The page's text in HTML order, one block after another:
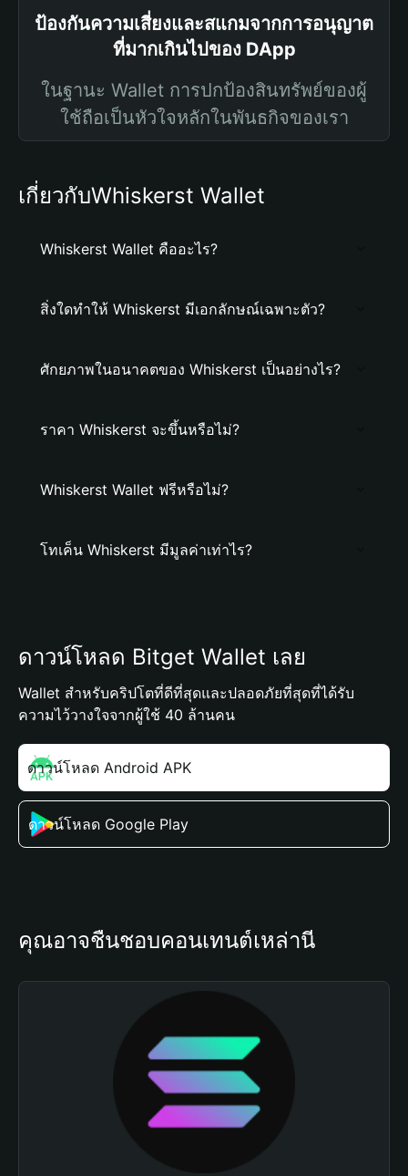
ป้องกันความเสี่ยงและสแกมจากการอนุญาต
ที่มากเกินไปของ DApp
ในฐานะ Wallet การปกป้องสินทรัพย์ของผู้
ใช้ถือเป็นหัวใจหลักในพันธกิจของเรา
เกี่ยวกับWhiskerst Wallet
Whiskerst Wallet คืออะไร?
สิ่งใดทำให้ Whiskerst มีเอกลักษณ์เฉพาะตัว?
ศักยภาพในอนาคตของ Whiskerst เป็นอย่างไร?
ราคา Whiskerst จะขึ้นหรือไม่?
Whiskerst Wallet ฟรีหรือไม่?
โทเค็น Whiskerst มีมูลค่าเท่าไร?
ดาวน์โหลด Bitget Wallet เลย
Wallet สำหรับคริปโตที่ดีที่สุดและปลอดภัยที่สุดที่ได้รับ
ความไว้วางใจจากผู้ใช้ 40 ล้านคน
ดาวน์โหลด Android APK
ดาวน์โหลด Google Play
คุณอาจชื่นชอบคอนเทนต์เหล่านี้